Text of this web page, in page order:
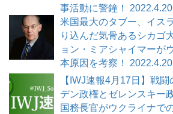
事活動に警鐘！ 2022.4.20
米国最大のタブー、イス
り込んだ気骨あるシカゴ
ョン・ミアシャイマーが
本原因を考察！ 2022.4.20
【IWJ速報4月17日】戦
デン政権とゼレンスキー
国務長官がウクライナで